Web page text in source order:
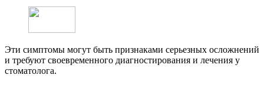
Эти симптомы могут быть признаками серьезных осложнений
и требуют своевременного диагностирования и лечения у
стоматолога.